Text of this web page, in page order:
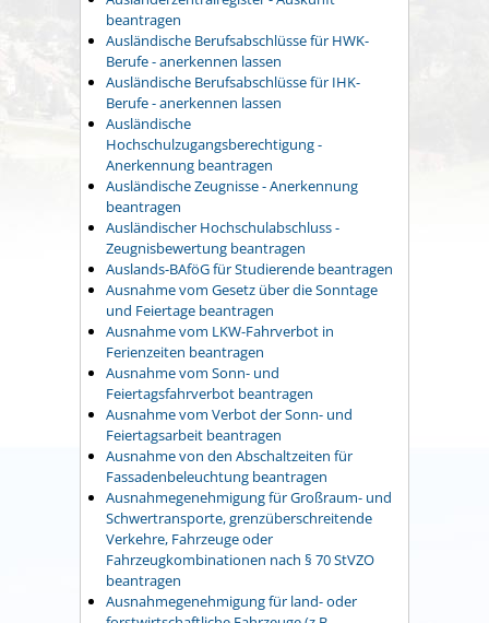
beantragen
Ausländische Berufsabschlüsse für HWK-
Berufe - anerkennen lassen
Ausländische Berufsabschlüsse für IHK-
Berufe - anerkennen lassen
Ausländische
Hochschulzugangsberechtigung -
Anerkennung beantragen
Ausländische Zeugnisse - Anerkennung
beantragen
Ausländischer Hochschulabschluss -
Zeugnisbewertung beantragen
Auslands-BAföG für Studierende beantragen
Ausnahme vom Gesetz über die Sonntage
und Feiertage beantragen
Ausnahme vom LKW-Fahrverbot in
Ferienzeiten beantragen
Ausnahme vom Sonn- und
Feiertagsfahrverbot beantragen
Ausnahme vom Verbot der Sonn- und
Feiertagsarbeit beantragen
Ausnahme von den Abschaltzeiten für
Fassadenbeleuchtung beantragen
Ausnahmegenehmigung für Großraum- und
Schwertransporte, grenzüberschreitende
Verkehre, Fahrzeuge oder
Fahrzeugkombinationen nach § 70 StVZO
beantragen
Ausnahmegenehmigung für land- oder